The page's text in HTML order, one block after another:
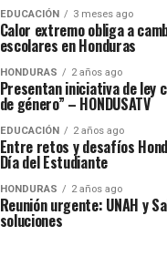
EDUCACIÓN 3 meses ago
Calor extremo obliga a
escolares en Honduras
HONDURAS 2 años ago
Presentan iniciativa de ley
de género” – HONDUSATV
EDUCACIÓN 2 años ago
Entre retos y desafíos
Día del Estudiante
HONDURAS 2 años ago
Reunión urgente: UNAH y
soluciones